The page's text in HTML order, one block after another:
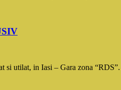
si utilat, in Iasi – Gara zona